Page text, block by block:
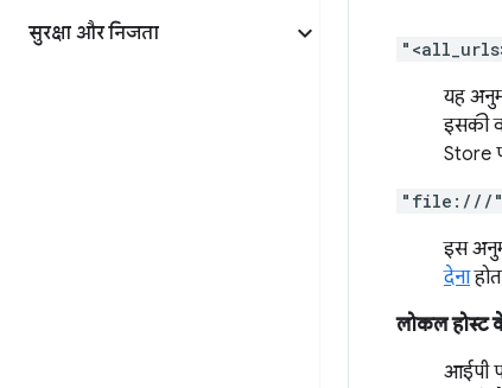
सुरक्षा और निजता
यह
इसकी
Store
"file:///"
इस
देना
लोकल
आईपी